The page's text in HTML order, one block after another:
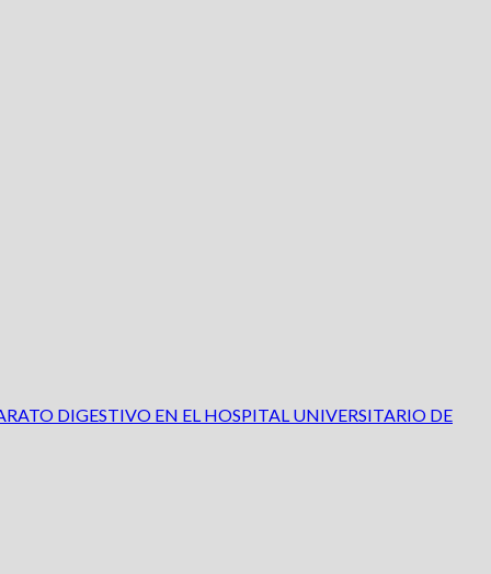
DIGESTIVO EN EL HOSPITAL UNIVERSITARIO DE